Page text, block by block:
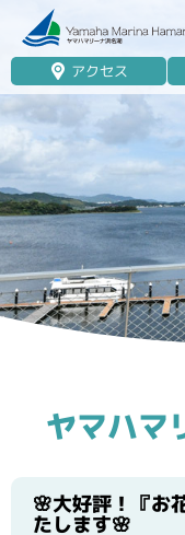
アクセス
マリーナ案内
船舶免許
マリンレジャー
マリーナステイ
レンタルボート
ボート販売
艤装
ブログ
ヤマハマ
🌸大好評！『お
たします🌸